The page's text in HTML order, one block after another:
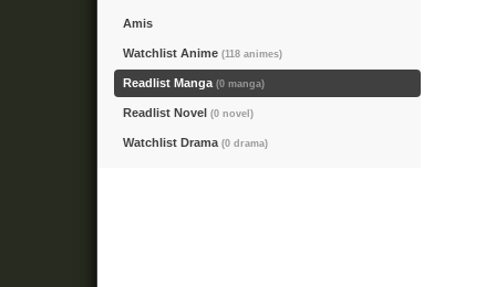
Amis
Watchlist Anime (118 animes)
Readlist Manga (0 manga)
Readlist Novel (0 novel)
Watchlist Drama (0 drama)